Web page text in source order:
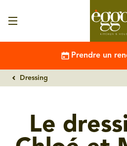
Prendre un
Dressing
Le